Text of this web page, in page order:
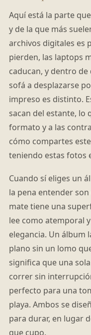
Aquí está la parte
y de la que más
archivos digitales es
pierden, las laptops
caducan, y dentro de
sofá a desplazarse
impreso es distinto.
sacan del estante, lo
formato y a las
cómo compartes
teniendo estas fotos
Cuando sí eliges un
la pena entender
mate tiene una
lee como atemporal
elegancia. Un álbum
plano sin un lomo
significa que una
correr sin
perfecto para una
playa. Ambos se
para durar, en lugar
que cupo.